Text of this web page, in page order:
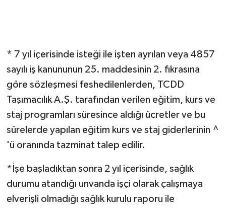
* 7 yıl içerisinde isteği ile işten ayrılan veya 4857
sayılı iş kanununun 25. maddesinin 2. fıkrasına
göre sözleşmesi feshedilenlerden, TCDD
Taşımacılık A.Ş. tarafından verilen eğitim, kurs ve
staj programları süresince aldığı ücretler ve bu
sürelerde yapılan eğitim kurs ve staj giderlerinin ^
'ü oranında tazminat talep edilir.
*İşe başladıktan sonra 2 yıl içerisinde, sağlık
durumu atandığı unvanda işçi olarak çalışmaya
elverişli olmadığı sağlık kurulu raporu ile